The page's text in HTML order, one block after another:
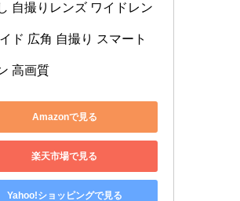
自撮りレンズ ワイドレン
ド 広角 自撮り スマート
高画質
Amazonで見る
楽天市場で見る
Yahoo!ショッピングで見る